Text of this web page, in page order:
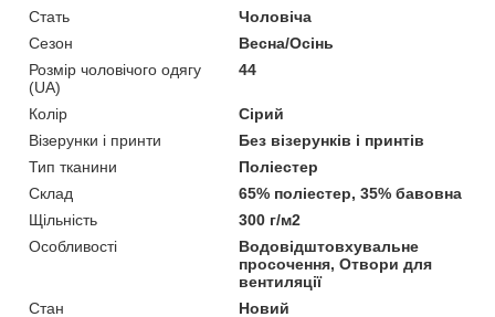
Стать
Чоловіча
Сезон
Весна/Осінь
Розмір чоловічого одягу
(UA)
44
Колір
Сірий
Візерунки і принти
Без візерунків і принтів
Тип тканини
Поліестер
Склад
65% поліестер, 35% бавовна
Щільність
300 г/м2
Особливості
Водовідштовхувальне
просочення, Отвори для
вентиляції
Стан
Новий